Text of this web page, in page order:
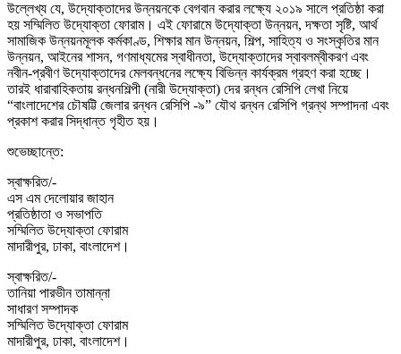
উল্লেখ্য যে, উদ্যোক্তাদের উন্নয়নকে বেগবান করার লক্ষ্যে ২০১৯ সালে প্রতিষ্ঠা করা
হয় সম্মিলিত উদ্যোক্তা ফোরাম। এই ফোরামে উদ্যোক্তা উন্নয়ন, দক্ষতা সৃষ্টি, আর্থ
সামাজিক উন্নয়নমূলক কর্মকাণ্ড, শিক্ষার মান উন্নয়ন, শিল্প, সাহিত্য ও সংস্কৃতির মান
উন্নয়ন, আইনের শাসন, গণমাধ্যমের স্বাধীনতা, উদ্যোক্তাদের স্বাবলম্বীকরণ এবং
নবীন-প্রবীণ উদ্যোক্তাদের মেলবন্ধনের লক্ষ্যে বিভিন্ন কার্যক্রম গ্রহণ করা হচ্ছে।
তারই ধারাবাহিকতায় রন্ধনশিল্পী (নারী উদ্যোক্তা) দের রন্ধন রেসিপি লেখা নিয়ে
“বাংলাদেশের চৌষট্টি জেলার রন্ধন রেসিপি -৯” যৌথ রন্ধন রেসিপি গ্রন্থ সম্পাদনা এবং
প্রকাশ করার সিদ্ধান্ত গৃহীত হয়।
শুভেচ্ছান্তে:
স্বাক্ষরিত/-
এস এম দেলোয়ার জাহান
প্রতিষ্ঠাতা ও সভাপতি
সম্মিলিত উদ্যোক্তা ফোরাম
মাদারীপুর, ঢাকা, বাংলাদেশ।
স্বাক্ষরিত/-
তানিয়া পারভীন তামান্না
সাধারণ সম্পাদক
সম্মিলিত উদ্যোক্তা ফোরাম
মাদারীপুর, ঢাকা, বাংলাদেশ।